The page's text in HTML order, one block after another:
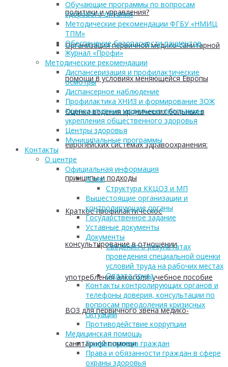
политики и управления?
Организация первичной медико-санитарной
помощи в условиях меняющейся Европы
Оценка ведения хронических больных в
европейских системах здравоохранения:
принципы и подходы
Краткое профилактическое
консультирование в отношении
употребления алкоголя: учебное пособие
ВОЗ для первичного звена медико-
санитарной помощи
Обучающие программы по вопросам
здорового питания
Методические рекомендации ФГБУ «НМИЦ
ТПМ»
Обеспечение безопасности пациентов
Журнал «Профи»
Методические рекомендации
Диспансеризация и профилактические
осмотры
Диспансерное наблюдение
Профилактика ХНИЗ и формирование ЗОЖ
Корпоративные модельные программы
укрепления общественного здоровья
Центры здоровья
Муниципальные программы
Контакты
О центре
Официальная информация
О нас
Структура ККЦОЗ и МП
Вышестоящие организации и
контролирующие органы
Государственное задание
Уставные документы
Документы
Сведения о результатах
проведения специальной оценки
условий труда на рабочих местах
Оплата труда
Контакты контролирующих органов и
телефоны доверия, консультации по
вопросам преодоления кризисных
ситуаций
Противодействие коррупции
Медицинская помощь
График приема граждан
Права и обязанности граждан в сфере
охраны здоровья